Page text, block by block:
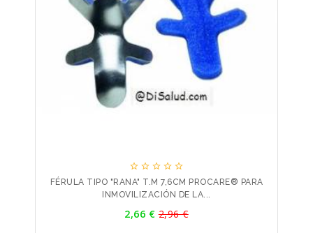
    
FÉRULA TIPO "RANA" T.M 7,6CM PROCARE® PARA
INMOVILIZACIÓN DE LA...
2,66 €Precio
2,96 €